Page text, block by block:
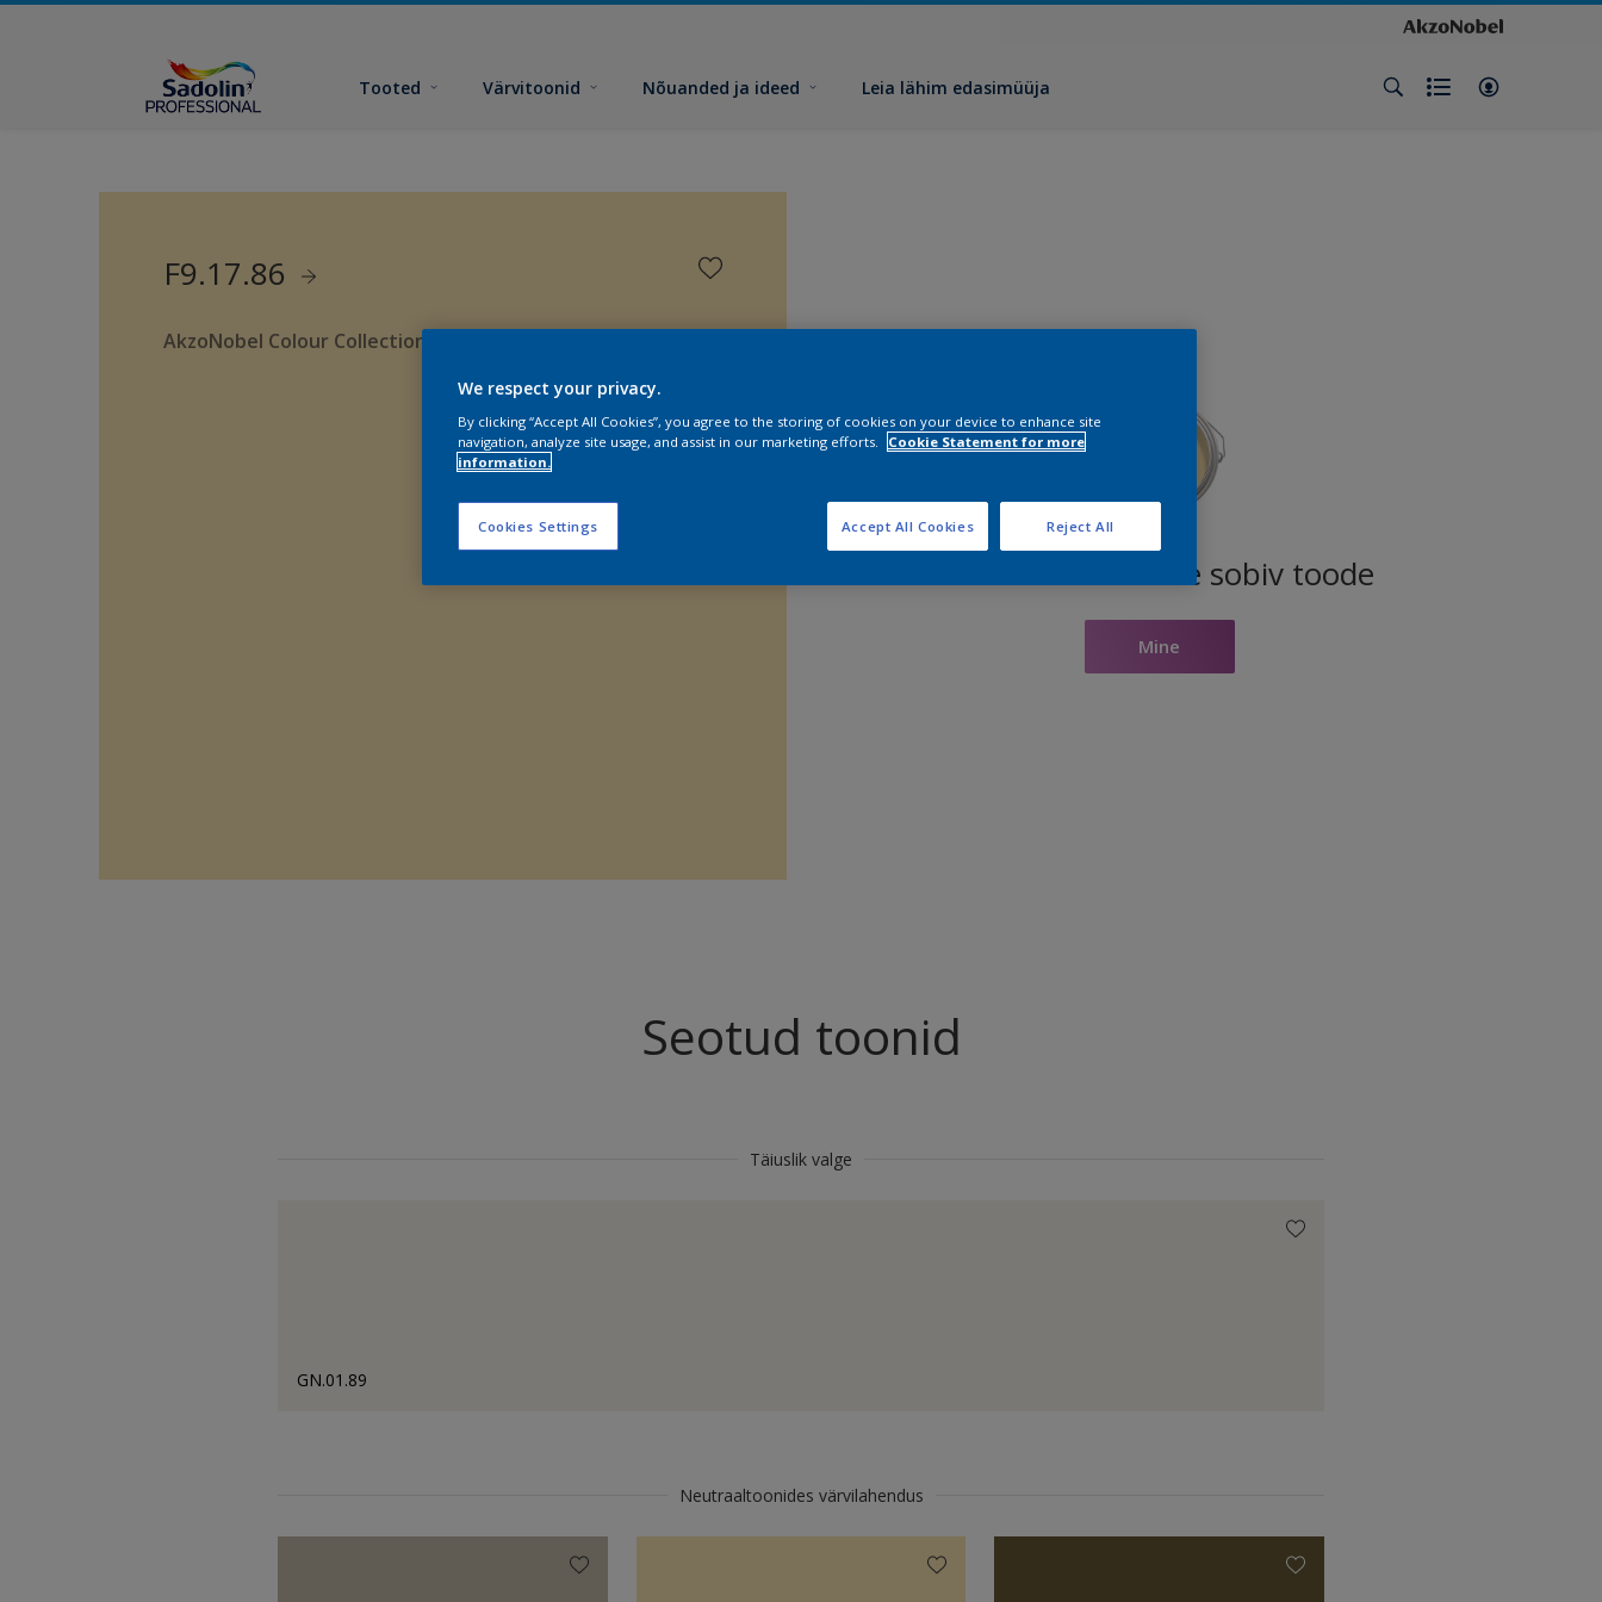
Tooted Värvitoonid Nõuanded ja ideed Leia lähim edasimüüja
F9.17.86
AkzoNobel Colour Collection
Leia sellele toonile sobiv toode
Mine
Seotud toonid
Täiuslik valge
GN.01.89
Neutraaltoonides värvilahendus
We respect your privacy.
By clicking “Accept All Cookies”, you agree to the storing of cookies on your device to enhance site
navigation, analyze site usage, and assist in our marketing efforts.
Cookie Statement for more
information.
Cookies Settings Reject All
Accept All Cookies